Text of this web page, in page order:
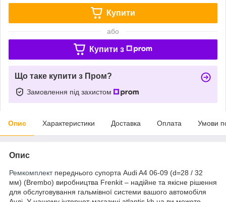
Купити
або
Купити з
Що таке купити з Пром?
Замовлення під захистом
Опис Характеристики Доставка Оплата Умови
Опис
Ремкомплектпереднього супорта Audi A4 06-09 (d=28 / 32
мм) (Brembo) виробництва Frenkit – надійне та якісне рішення
для обслуговування гальмівної системи вашого автомобіля